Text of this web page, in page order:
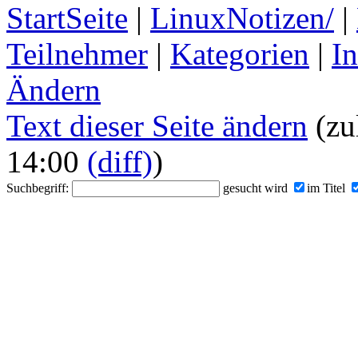
StartSeite | LinuxNotizen/ |
Teilnehmer | Kategorien |
Ändern
Text dieser Seite ändern
14:00 (diff))
Suchbegriff: gesucht wird im Titel